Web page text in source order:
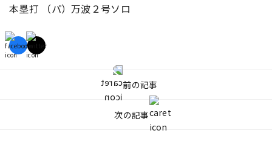
本塁打 （パ）万波２号ソロ
前の記事
次の記事